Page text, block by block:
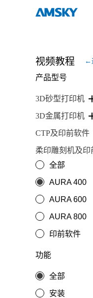
视频教程 ←
产品型号
3D砂型打印机
3D金属打印机
CTP及印前软件
柔印雕刻机及印
全部
AURA 400
AURA 600
AURA 800
印前软件
功能
全部
安装